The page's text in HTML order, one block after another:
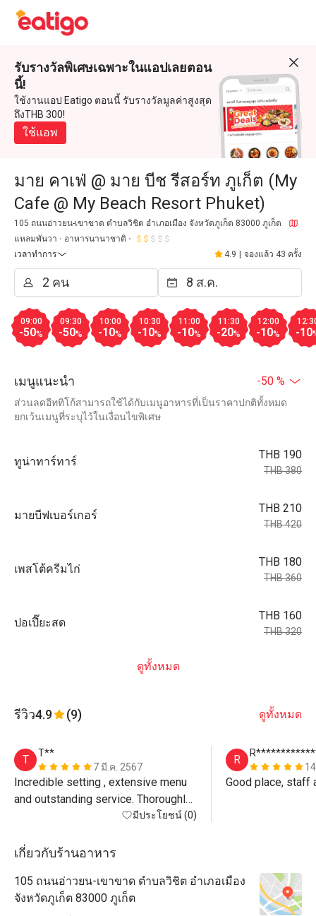
รับรางวัลพิเศษเฉพาะในแอปเลยตอน
นี้!
ใช้งานแอป Eatigo ตอนนี้ รับรางวัลมูลค่าสูงสุด
ถึงTHB 300!
ใช้แอพ
มาย คาเฟ่ @ มาย บีช รีสอร์ท ภูเก็ต (My
Cafe @ My Beach Resort Phuket)
105 ถนนอ่าวยน-เขาขาด ตำบลวิชิต อำเภอเมือง จังหวัดภูเก็ต 83000 ภูเก็ต
แหลมพันวา
อาหารนานาชาติ
เวลาทำการ
4.9 จองแล้ว 43 ครั้ง
09:00
-50%
09:30
-50%
10:00
-10%
10:30
-10%
11:00
-10%
11:30
-20%
12:00
-10% -10
เมนูแนะนำ -50 %
ส่วนลดอีททิโก้สามารถใช้ได้กับเมนูอาหารที่เป็นราคาปกติทั้งหมด
ยกเว้นเมนูที่ระบุไว้ในเงื่อนไขพิเศษ
ทูน่าทาร์ทาร์
THB 190
THB 380
มายบีฟเบอร์เกอร์
THB 210
THB 420
เพสโต้ครีมไก่
THB 180
THB 360
ปอเปี๊ยะสด
THB 160
THB 320
ดูทั้งหมด
รีวิว4.9 (9) ดูทั้งหมด
T
T**
7 มี.ค. 2567
Incredible setting , extensive menu
and outstanding service. Thoroughly
มีประโยชน์ (0)
R
Good place, staff
เกี่ยวกับร้านอาหาร
105 ถนนอ่าวยน-เขาขาด ตำบลวิชิต อำเภอเมือง
จังหวัดภูเก็ต 83000 ภูเก็ต